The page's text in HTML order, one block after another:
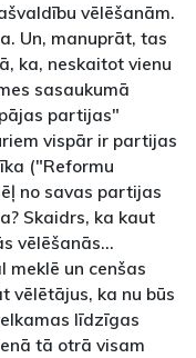
vēlēšanām.
Un, manuprāt, tas
ka, neskaitot vienu
sasaukumā
partijas"
vispār ir partijas
("Reformu
no savas partijas
Skaidrs, ka kaut
vēlēšanās...
un cenšas
vēlētājus, ka nu būs
līdzīgas
tā otrā visam